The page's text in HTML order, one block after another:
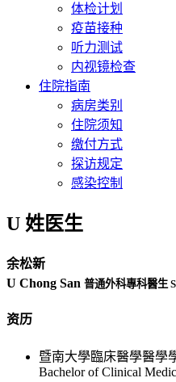
体检计划
疫苗接种
听力测试
内视镜检查
住院指南
病房类别
住院须知
缴付方式
探访规定
感染控制
U 姓医生
余松新
U Chong San 普通外科專科醫生
资历
暨南大學臨床醫學醫學
Bachelor of Clinical